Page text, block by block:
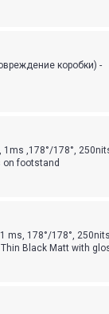
коробки) -
1ms ,178°/178°,
on footstand
ms, 178°/178°,
Thin Black Matt with